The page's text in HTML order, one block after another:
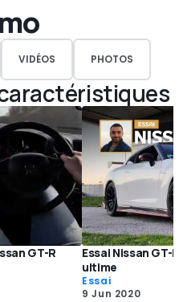
VIDÉOS PHOTOS
GT-R
Essai Nissan GT-
ultime
Essai
9 Jun 2020